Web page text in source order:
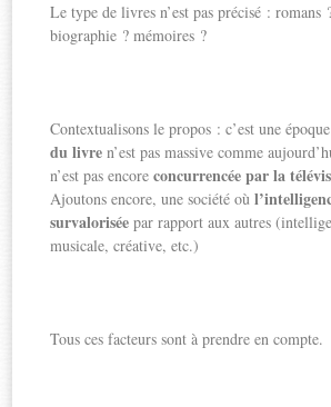
Le type de livres n’est pas précisé : romans
biographie ? mémoires ?
Contextualisons le propos : c’est une
du livre n’est pas massive comme
n’est pas encoreconcurrencée par la
Ajoutons encore, une société où
survalorisée par rapport aux autres
musicale, créative, etc.)
Tous ces facteurs sont à prendre en compte.